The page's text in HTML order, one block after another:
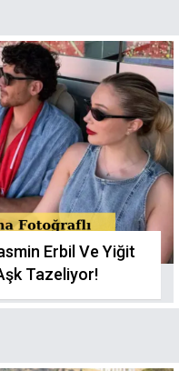
Erbil Ve Yiğit
Tazeliyor!